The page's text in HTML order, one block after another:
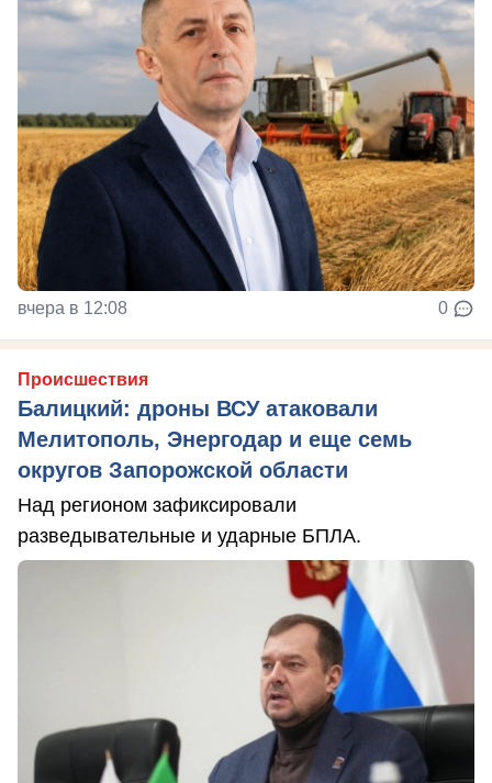
вчера в 12:08 0
Происшествия
Балицкий: дроны ВСУ атаковали
Мелитополь, Энергодар и еще семь
округов Запорожской области
Над регионом зафиксировали
разведывательные и ударные БПЛА.